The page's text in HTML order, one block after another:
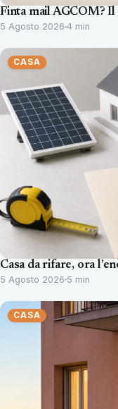
Finta mail AGCOM?
5 Agosto 2026 4 min
CASA
Casa da rifare, ora
5 Agosto 2026 5 min
CASA